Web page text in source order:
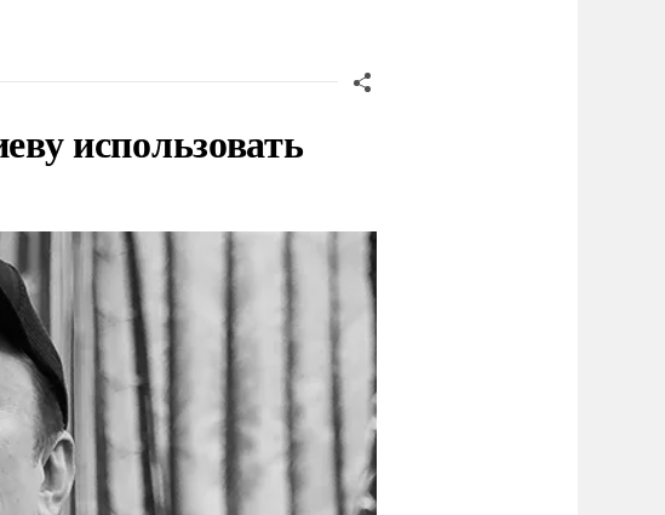
использовать